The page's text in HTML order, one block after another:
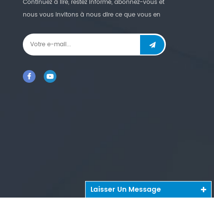
Continuez à lire, restez informé, abonnez-vous et
nous vous invitons à nous dire ce que vous en
Laisser Un Message